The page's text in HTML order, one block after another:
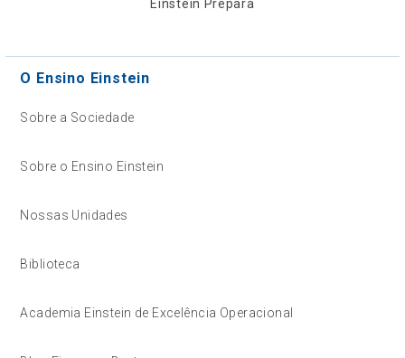
Einstein Prepara
O Ensino Einstein
Sobre a Sociedade
Sobre o Ensino Einstein
Nossas Unidades
Biblioteca
Academia Einstein de Excelência Operacional